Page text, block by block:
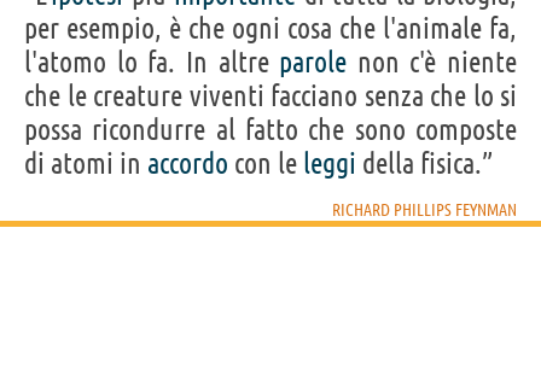
per esempio, è che ogni cosa che l'animale fa,
l'atomo lo fa. In altre parole non c'è niente
che le creature viventi facciano senza che lo si
possa ricondurre al fatto che sono composte
di atomi in accordo con le leggi della fisica.”
RICHARD PHILLIPS FEYNMAN